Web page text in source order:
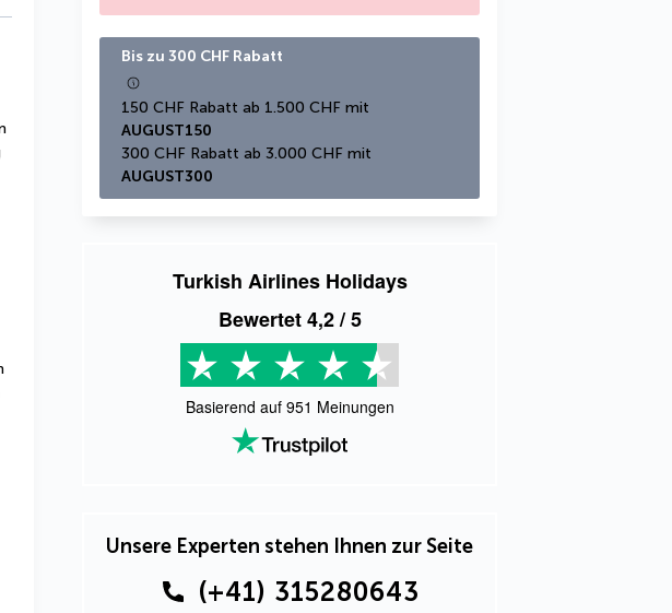
Bis zu 300 CHF Rabatt
AUGUST150
AUGUST300
Turkish Airlines Holidays
Bewertet4,2/ 5
Basierend auf 951 Meinungen
Unsere Experten stehen Ihnen zur Seite
(+41) 315280643